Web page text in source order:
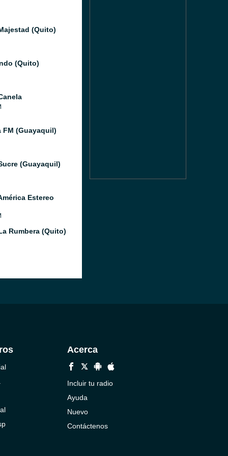
(Quito)
(Quito)
FM (Guayaquil)
(Guayaquil)
Estereo
Rumbera (Quito)
Acerca
Incluir tu radio
Ayuda
Nuevo
Contáctenos